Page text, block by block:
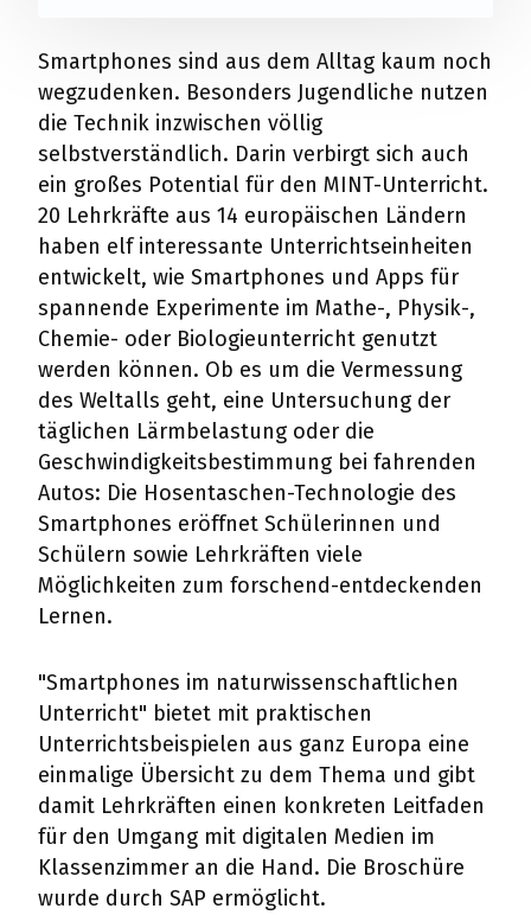
Smartphones sind aus dem Alltag kaum noch
wegzudenken. Besonders Jugendliche nutzen
die Technik inzwischen völlig
selbstverständlich. Darin verbirgt sich auch
ein großes Potential für den MINT-Unterricht.
20 Lehrkräfte aus 14 europäischen Ländern
haben elf interessante Unterrichtseinheiten
entwickelt, wie Smartphones und Apps für
spannende Experimente im Mathe-, Physik-,
Chemie- oder Biologieunterricht genutzt
werden können. Ob es um die Vermessung
des Weltalls geht, eine Untersuchung der
täglichen Lärmbelastung oder die
Geschwindigkeitsbestimmung bei fahrenden
Autos: Die Hosentaschen-Technologie des
Smartphones eröffnet Schülerinnen und
Schülern sowie Lehrkräften viele
Möglichkeiten zum forschend-entdeckenden
Lernen.
"Smartphones im naturwissenschaftlichen
Unterricht" bietet mit praktischen
Unterrichtsbeispielen aus ganz Europa eine
einmalige Übersicht zu dem Thema und gibt
damit Lehrkräften einen konkreten Leitfaden
für den Umgang mit digitalen Medien im
Klassenzimmer an die Hand. Die Broschüre
wurde durch SAP ermöglicht.